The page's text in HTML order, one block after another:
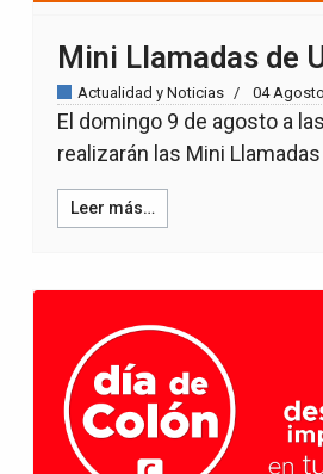
Mini Llamadas de
Actualidad y Noticias 04
El domingo 9 de agosto a
realizarán las Mini
Leer más…